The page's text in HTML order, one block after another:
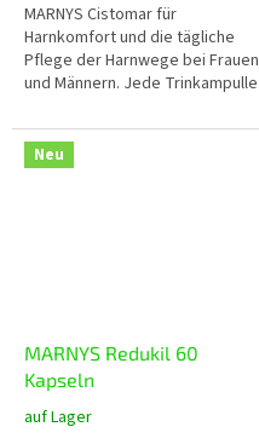
5
Sternen.
MARNYS Cistomar für
Harnkomfort und die tägliche
Pflege der Harnwege bei Frauen
und Männern. Jede Trinkampulle
Cranberry-Konzentrat,
Vogelknöterich,...
Neu
MARNYS Redukil 60
Kapseln
Die
auf Lager